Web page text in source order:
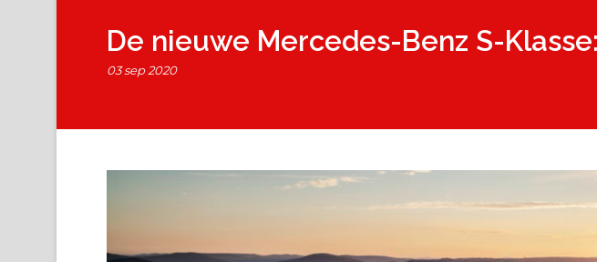
De nieuwe Mercedes-Benz S-
03 sep 2020